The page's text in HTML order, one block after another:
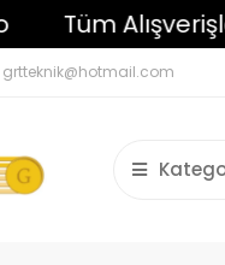
Tüm
grtteknik@hotmail.com